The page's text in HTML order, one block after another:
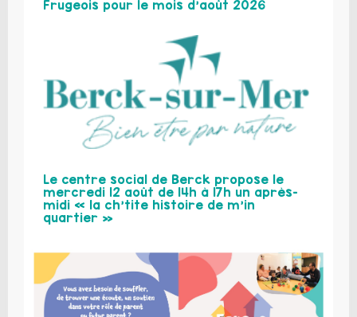
Frugeois pour le mois d’août 2026
Le centre social de Berck propose le
mercredi 12 août de 14h à 17h un après-
midi « la ch’tite histoire de m’in
quartier »